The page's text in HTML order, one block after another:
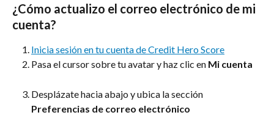
¿Cómo actualizo el correo electrónico de mi
cuenta?
Inicia sesión en tu cuenta de Credit Hero Score
Pasa el cursor sobre tu avatar y haz clic en Mi cuenta
Desplázate hacia abajo y ubica la sección
Preferencias de correo electrónico